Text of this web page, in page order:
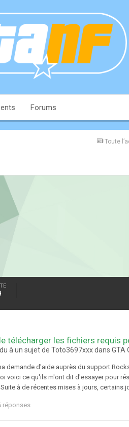
Forums
Toute
télécharger les fichiers requis
à un sujet de Toto3697xxx dans GTA
demande d'aide auprès du support
voici ce qu'ils m'ont dit d'essayer pour
à de récentes mises à jours,
réponses